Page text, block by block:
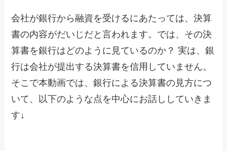
会社が銀行から融資を受けるにあたっては、決算
書の内容がだいじだと言われます。では、その決
算書を銀行はどのように見ているのか？ 実は、銀
行は会社が提出する決算書を信用していません。
そこで本動画では、銀行による決算書の見方につ
いて、以下のような点を中心にお話ししていきま
す↓